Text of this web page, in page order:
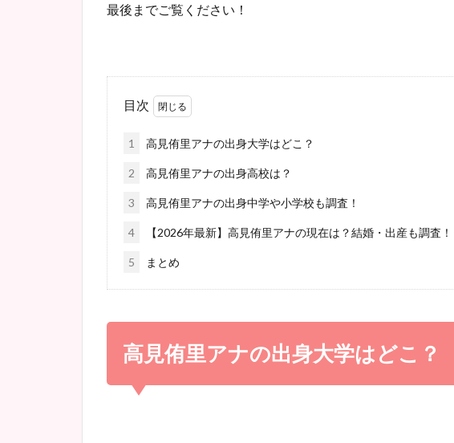
最後までご覧ください！
目次
1 高見侑里アナの出身大学はどこ？
2 高見侑里アナの出身高校は？
3 高見侑里アナの出身中学や小学校も調査！
4 【2026年最新】高見侑里アナの現在は？結婚・出産も調査！
5 まとめ
高見侑里アナの出身大学はどこ？